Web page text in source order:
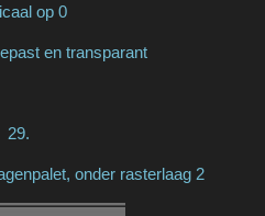
op 0
en transparant
29.
onder rasterlaag 2